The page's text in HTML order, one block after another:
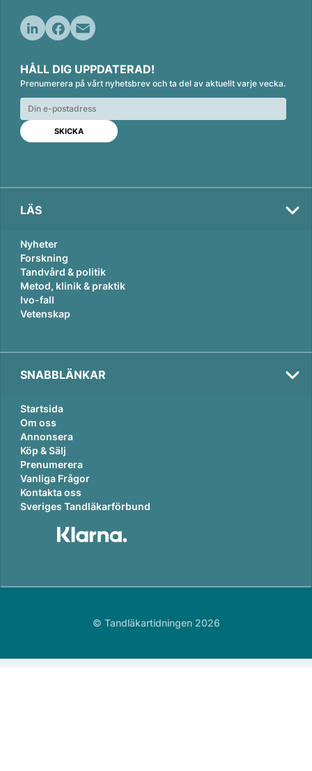
n
k
e
d
n
c
e
b
o
o
k
a
i
l
HÅLL DIG UPPDATERAD!
Prenumerera på vårt nyhetsbrev och ta del av aktuellt varje vecka.
LÄS
Nyheter
Forskning
Tandvård & politik
Metod, klinik & praktik
Ivo-fall
Vetenskap
SNABBLÄNKAR
Startsida
Om oss
Annonsera
Köp & Sälj
Prenumerera
Vanliga Frågor
Kontakta oss
Sveriges Tandläkarförbund
© Tandläkartidningen 2026